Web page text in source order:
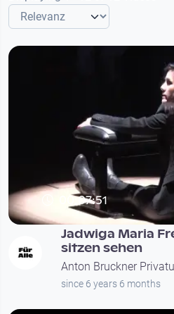
00:07:51
Jadwiga Maria
sitzen sehen
Anton Bruckner
since 6 years 6 months